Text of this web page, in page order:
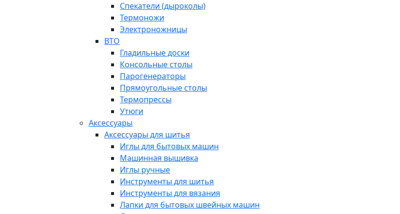
Спекатели (дыроколы)
Термоножи
Электроножницы
ВТО
Гладильные доски
Консольные столы
Парогенераторы
Прямоугольные столы
Термопрессы
Утюги
Аксессуары
Аксессуары для шитья
Иглы для бытовых машин
Машинная вышивка
Иглы ручные
Инструменты для шитья
Инструменты для вязания
Лапки для бытовых швейных машин